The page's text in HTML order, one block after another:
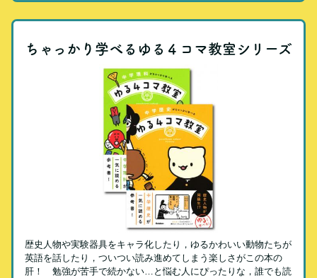
ちゃっかり学べるゆる４コマ教室シリーズ
歴史人物や実験器具をキャラ化したり，ゆるかわいい動物たちが
英語を話したり，ついつい読み進めてしまう楽しさがこの本の
肝！ 勉強が苦手で続かない…と悩む人にぴったりな，誰でも読